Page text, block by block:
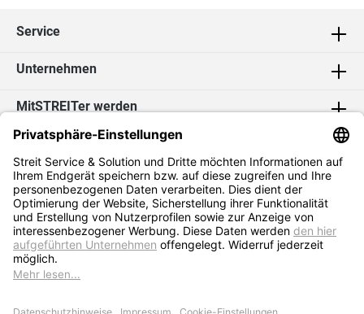
Service
Unternehmen
MitSTREITer werden
Kontakt
Social Media